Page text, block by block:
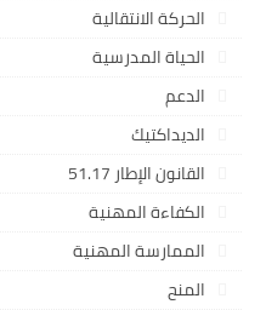
الحركة الانتقالية
الحياة المدرسية
الدعم
الديداكتيك
القانون الإطار 51.17
الكفاءة المهنية
الممارسة المهنية
المنح